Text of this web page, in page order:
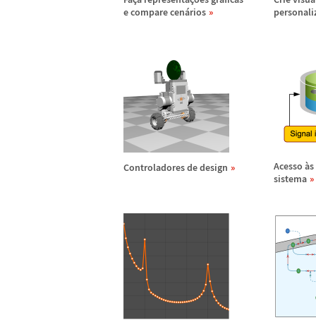
e compare cenários
Controladores de design Acesso à
sistema